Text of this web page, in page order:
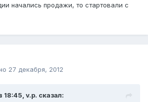
начались продажи, то стартовали с
27 декабря, 2012
18:45, v.p. сказал: